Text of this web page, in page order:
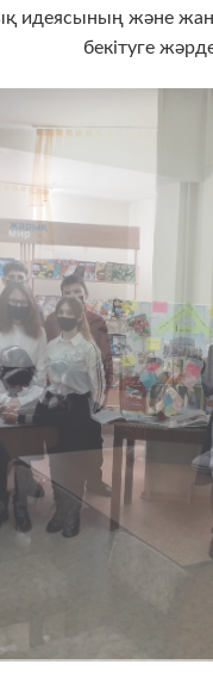
идеясының және
бекітуге